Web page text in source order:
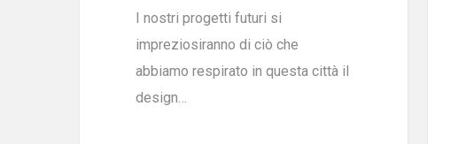
I nostri progetti futuri si
impreziosiranno di ciò che
abbiamo respirato in questa città il
design…